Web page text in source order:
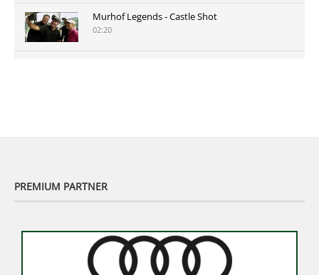
Murhof Legends - Castle Shot
02:20
PREMIUM PARTNER